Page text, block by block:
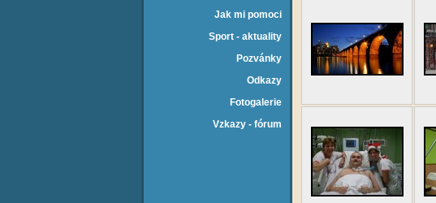
Jak mi pomoci
Sport - aktuality
Pozvánky
Odkazy
Fotogalerie
Vzkazy - fórum